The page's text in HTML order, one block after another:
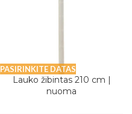
PASIRINKITE DATAS
Lauko žibintas 210 cm |
nuoma